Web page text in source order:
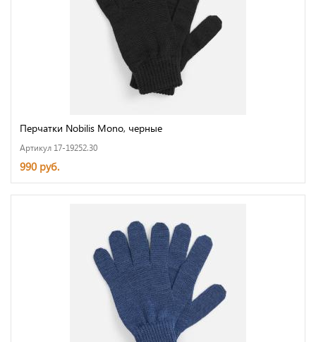
Перчатки Nobilis Mono, черные
Артикул 17-19252.30
990 руб.